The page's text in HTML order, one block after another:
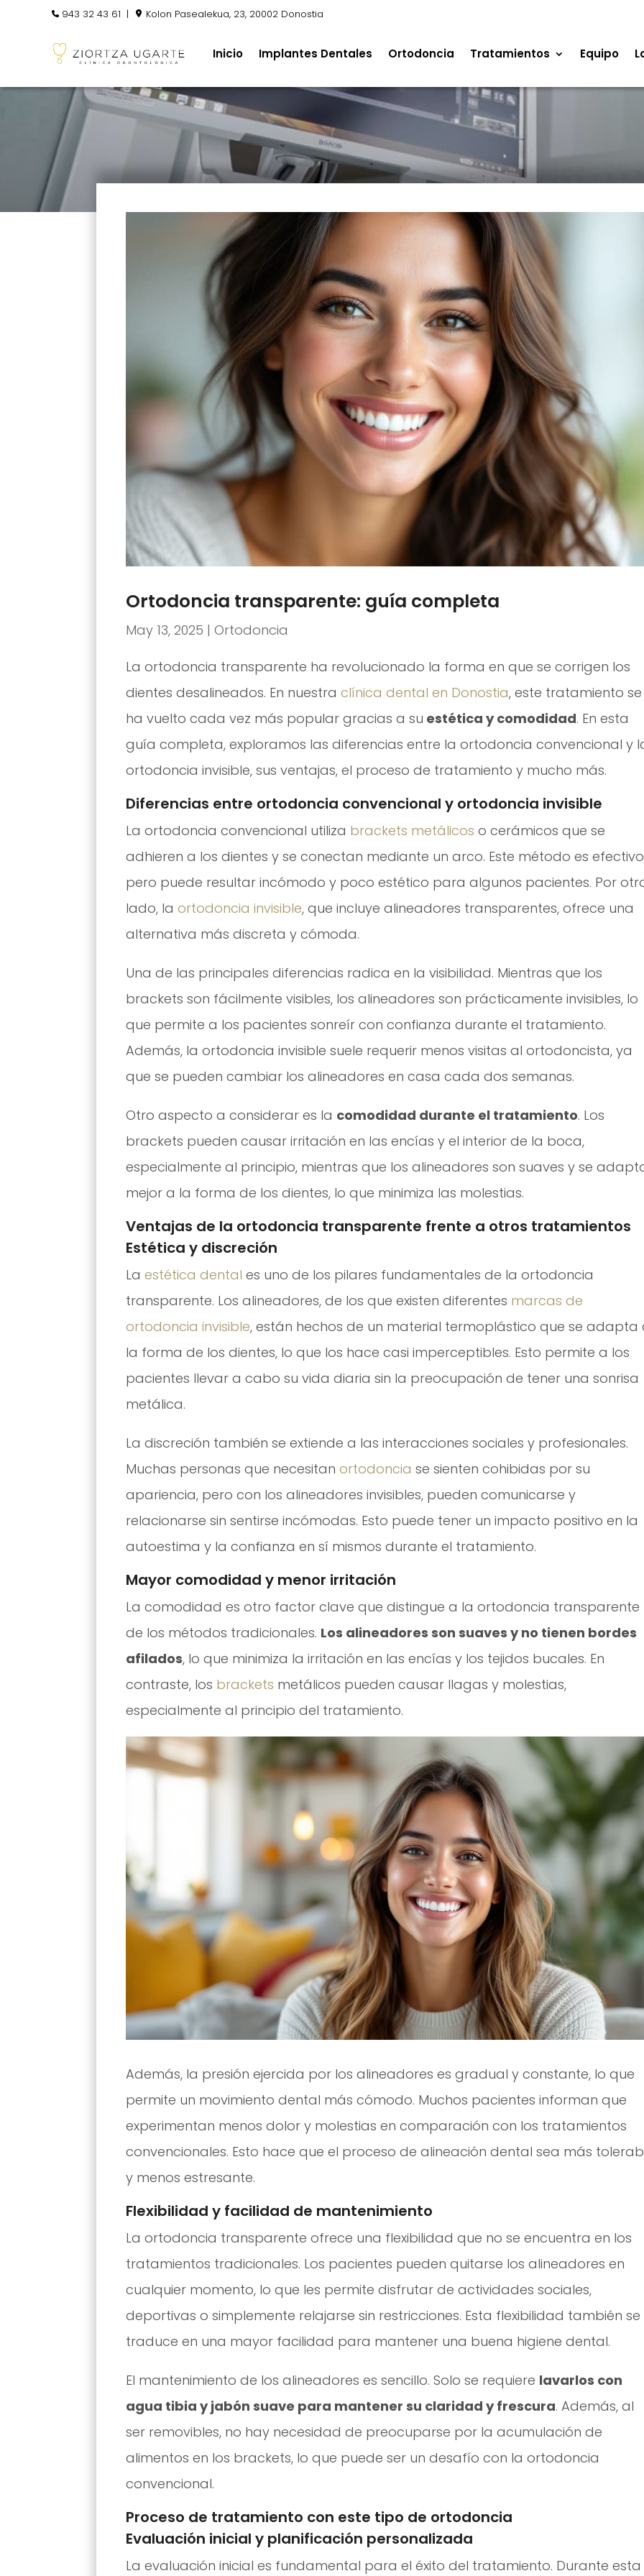
943 32 43 61 | Kolon Pasealekua, 23, 20002 Donostia
Inicio Implantes Dentales Ortodoncia Tratamientos Equipo
Ortodoncia transparente: guía completa
May 13, 2025 | Ortodoncia
La ortodoncia transparente ha revolucionado la forma en que se corrigen los
dientes desalineados. En nuestra clínica dental en Donostia, este tratamiento se
ha vuelto cada vez más popular gracias a su estética y comodidad. En esta
guía completa, exploramos las diferencias entre la ortodoncia convencional y
ortodoncia invisible, sus ventajas, el proceso de tratamiento y mucho más.
Diferencias entre ortodoncia convencional y ortodoncia invisible
La ortodoncia convencional utiliza brackets metálicos o cerámicos que se
adhieren a los dientes y se conectan mediante un arco. Este método es
pero puede resultar incómodo y poco estético para algunos pacientes. Por
lado, la ortodoncia invisible, que incluye alineadores transparentes, ofrece una
alternativa más discreta y cómoda.
Una de las principales diferencias radica en la visibilidad. Mientras que los
brackets son fácilmente visibles, los alineadores son prácticamente invisibles, lo
que permite a los pacientes sonreír con confianza durante el tratamiento.
Además, la ortodoncia invisible suele requerir menos visitas al ortodoncista, ya
que se pueden cambiar los alineadores en casa cada dos semanas.
Otro aspecto a considerar es la comodidad durante el tratamiento. Los
brackets pueden causar irritación en las encías y el interior de la boca,
especialmente al principio, mientras que los alineadores son suaves y se
mejor a la forma de los dientes, lo que minimiza las molestias.
Ventajas de la ortodoncia transparente frente a otros tratamientos
Estética y discreción
La estética dental es uno de los pilares fundamentales de la ortodoncia
transparente. Los alineadores, de los que existen diferentes marcas de
ortodoncia invisible, están hechos de un material termoplástico que se adapta
la forma de los dientes, lo que los hace casi imperceptibles. Esto permite a los
pacientes llevar a cabo su vida diaria sin la preocupación de tener una sonrisa
metálica.
La discreción también se extiende a las interacciones sociales y profesionales.
Muchas personas que necesitan ortodoncia se sienten cohibidas por su
apariencia, pero con los alineadores invisibles, pueden comunicarse y
relacionarse sin sentirse incómodas. Esto puede tener un impacto positivo en la
autoestima y la confianza en sí mismos durante el tratamiento.
Mayor comodidad y menor irritación
La comodidad es otro factor clave que distingue a la ortodoncia transparente
de los métodos tradicionales. Los alineadores son suaves y no tienen bordes
afilados, lo que minimiza la irritación en las encías y los tejidos bucales. En
contraste, los brackets metálicos pueden causar llagas y molestias,
especialmente al principio del tratamiento.
Además, la presión ejercida por los alineadores es gradual y constante, lo que
permite un movimiento dental más cómodo. Muchos pacientes informan que
experimentan menos dolor y molestias en comparación con los tratamientos
convencionales. Esto hace que el proceso de alineación dental sea más
y menos estresante.
Flexibilidad y facilidad de mantenimiento
La ortodoncia transparente ofrece una flexibilidad que no se encuentra en los
tratamientos tradicionales. Los pacientes pueden quitarse los alineadores en
cualquier momento, lo que les permite disfrutar de actividades sociales,
deportivas o simplemente relajarse sin restricciones. Esta flexibilidad también se
traduce en una mayor facilidad para mantener una buena higiene dental.
El mantenimiento de los alineadores es sencillo. Solo se requiere lavarlos con
agua tibia y jabón suave para mantener su claridad y frescura. Además, al
ser removibles, no hay necesidad de preocuparse por la acumulación de
alimentos en los brackets, lo que puede ser un desafío con la ortodoncia
convencional.
Proceso de tratamiento con este tipo de ortodoncia
Evaluación inicial y planificación personalizada
La evaluación inicial es fundamental para el éxito del tratamiento. Durante esta